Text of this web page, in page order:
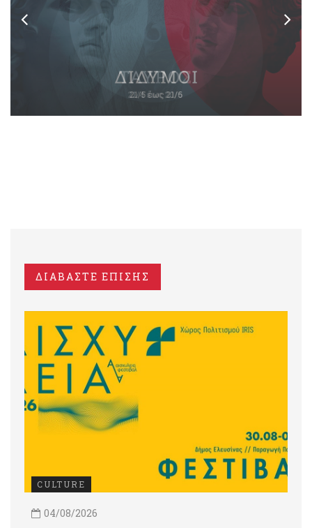
ΔΙΑΒΑΣΤΕ ΕΠΙΣΗΣ
CULTURE
04/08/2026